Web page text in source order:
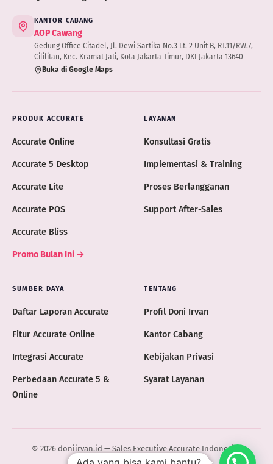
KANTOR CABANG
AOP Cawang
Gedung Office Citadel, Jl. Dewi Sartika No.3 Lt. 2 Unit B, RT.11/RW.7,
Cililitan, Kec. Kramat Jati, Kota Jakarta Timur, DKI Jakarta 13640
Buka di Google Maps
PRODUK ACCURATE
Accurate Online
Accurate 5 Desktop
Accurate Lite
Accurate POS
Accurate Bliss
Promo Bulan Ini →
LAYANAN
Konsultasi Gratis
Implementasi & Training
Proses Berlangganan
Support After-Sales
SUMBER DAYA
Daftar Laporan Accurate
Fitur Accurate Online
Integrasi Accurate
Perbedaan Accurate 5 &
Online
TENTANG
Profil Doni Irvan
Kantor Cabang
Kebijakan Privasi
Syarat Layanan
© 2026 doniirvan.id — Sales Executive Accurate Indonesia ·
ACCURATE.ID